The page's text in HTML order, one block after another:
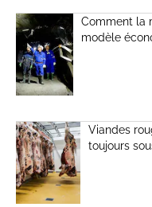
Comment la
modèle
Viandes
toujours